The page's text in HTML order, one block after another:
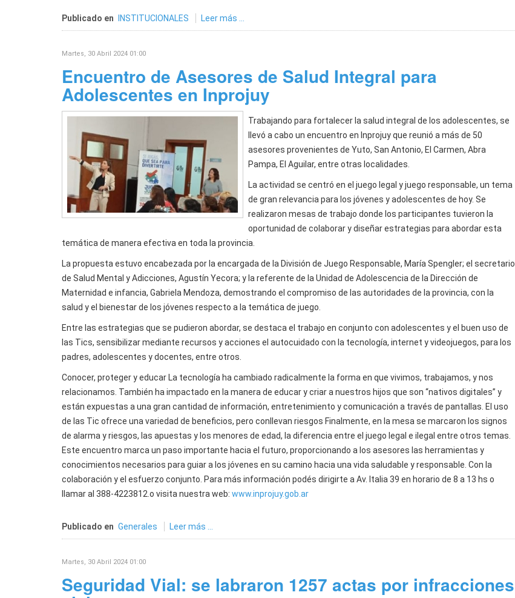
Publicado en INSTITUCIONALES Leer más ...
Martes, 30 Abril 2024 01:00
Encuentro de Asesores de Salud Integral para
Adolescentes en Inprojuy
Trabajando para fortalecer la salud integral de los adolescentes, se
llevó a cabo un encuentro en Inprojuy que reunió a más de 50
asesores provenientes de Yuto, San Antonio, El Carmen, Abra
Pampa, El Aguilar, entre otras localidades.
La actividad se centró en el juego legal y juego responsable, un tema
de gran relevancia para los jóvenes y adolescentes de hoy. Se
realizaron mesas de trabajo donde los participantes tuvieron la
oportunidad de colaborar y diseñar estrategias para abordar esta
temática de manera efectiva en toda la provincia.
La propuesta estuvo encabezada por la encargada de la División de Juego Responsable, María Spengler; el secretario
de Salud Mental y Adicciones, Agustín Yecora; y la referente de la Unidad de Adolescencia de la Dirección de
Maternidad e infancia, Gabriela Mendoza, demostrando el compromiso de las autoridades de la provincia, con la
salud y el bienestar de los jóvenes respecto a la temática de juego.
Entre las estrategias que se pudieron abordar, se destaca el trabajo en conjunto con adolescentes y el buen uso de
las Tics, sensibilizar mediante recursos y acciones el autocuidado con la tecnología, internet y videojuegos, para los
padres, adolescentes y docentes, entre otros.
Conocer, proteger y educar La tecnología ha cambiado radicalmente la forma en que vivimos, trabajamos, y nos
relacionamos. También ha impactado en la manera de educar y criar a nuestros hijos que son “nativos digitales” y
están expuestas a una gran cantidad de información, entretenimiento y comunicación a través de pantallas. El uso
de las Tic ofrece una variedad de beneficios, pero conllevan riesgos Finalmente, en la mesa se marcaron los signos
de alarma y riesgos, las apuestas y los menores de edad, la diferencia entre el juego legal e ilegal entre otros temas.
Este encuentro marca un paso importante hacia el futuro, proporcionando a los asesores las herramientas y
conocimientos necesarios para guiar a los jóvenes en su camino hacia una vida saludable y responsable. Con la
colaboración y el esfuerzo conjunto. Para más información podés dirigirte a Av. Italia 39 en horario de 8 a 13 hs o
llamar al 388-4223812.o visita nuestra web: www.inprojuy.gob.ar
Publicado en Generales Leer más ...
Martes, 30 Abril 2024 01:00
Seguridad Vial: se labraron 1257 actas por infracciones